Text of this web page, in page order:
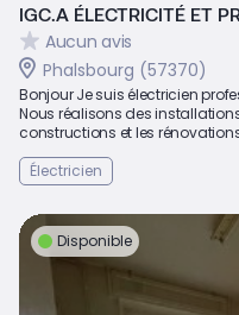
IGC.A ÉLECTRICITÉ ET
Aucun avis
Phalsbourg (57370)
Bonjour Je suis électricien
Nous réalisons des
constructions et les
Électricien
Disponible